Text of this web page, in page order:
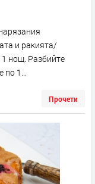
и ракията/
нощ. Разбийте
по 1...
Прочети